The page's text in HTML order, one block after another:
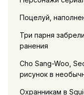
Поцелуй,
Три парня
ранения
Cho Sang-Woo,
рисунок в
Охранникам в